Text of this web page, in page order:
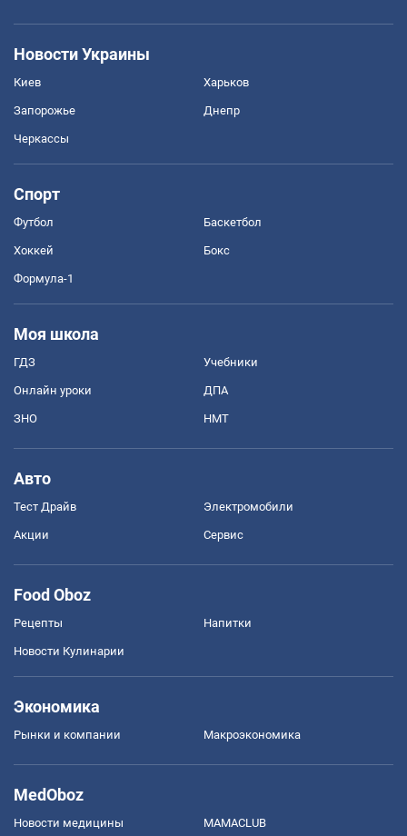
Новости Украины
Киев Харьков
Запорожье Днепр
Черкассы
Спорт
Футбол Баскетбол
Хоккей Бокс
Формула-1
Моя школа
ГДЗ Учебники
Онлайн уроки ДПА
ЗНО НМТ
Авто
Тест Драйв Электромобили
Акции Сервис
Food Oboz
Рецепты Напитки
Новости Кулинарии
Экономика
Рынки и компании Mакроэкономика
MedOboz
Новости медицины MAMACLUB